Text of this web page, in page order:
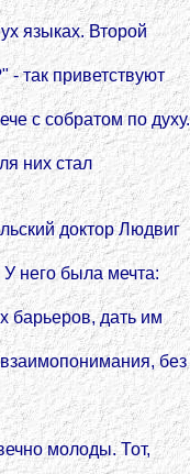
языках. Второй
так приветствуют
с собратом по духу.
них стал
доктор Людвиг
У него была мечта:
барьеров, дать им
без
молоды. Тот,